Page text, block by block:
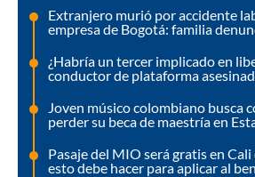
Extranjero murió por accidente
empresa de Bogotá: familia
¿Habría un tercer implicado en
conductor de plataforma
Joven músico colombiano busca
perder su beca de maestría en
Pasaje del MIO será gratis en
esto debe hacer para aplicar al